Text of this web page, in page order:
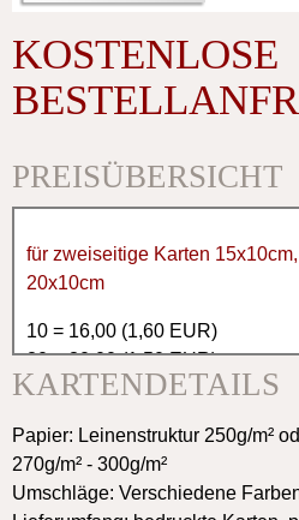
KOSTENLOSE
PREISÜBERSICHT
für zweiseitige Karten
20x10cm
10 = 16,00 (1,60 EUR)
20 = 30,00 (1,50 EUR)
30 = 42,00 (1,40 EUR)
50 = 65,00 (1,30 EUR)
60 = 76,00 (1,30 EUR)
70 = 91,00 (1,30 EUR)
KARTENDETAILS
Papier: Leinenstruktur 250g/m²
270g/m² - 300g/m²
Umschläge: Verschiedene